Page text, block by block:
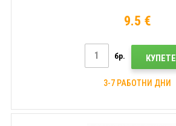
9.5 €
бр. КУПЕТЕ
3-7 РАБОТНИ ДНИ